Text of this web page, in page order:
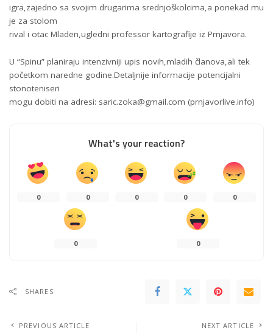
igra,zajedno sa svojim drugarima srednjoškolcima,a ponekad mu
je za stolom
rival i otac Mladen,ugledni professor kartografije iz Prnjavora.
U “Spinu” planiraju intenzivniji upis novih,mladih članova,ali tek
početkom naredne godine.Detaljnije informacije potencijalni
stonoteniseri
mogu dobiti na adresi: saric.zoka@gmail.com (prnjavorlive.info)
What's your reaction?
0 0 0 0 0
0 0
SHARES
PREVIOUS ARTICLE NEXT ARTICLE